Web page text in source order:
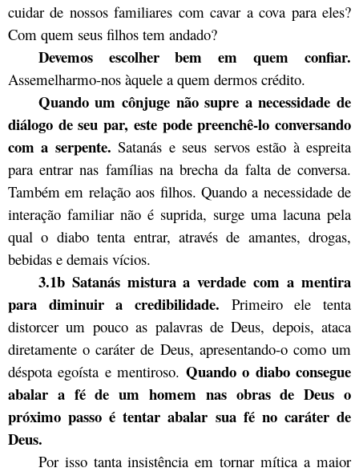
cuidar de nossos familiares com cavar a cova para eles?
Com quem seus filhos tem andado?
Devemos escolher bem em quem confiar.
Assemelharmo-nos àquele a quem dermos crédito.
Quando um cônjuge não supre a necessidade de
diálogo de seu par, este pode preenchê-lo conversando
com a serpente.Satanás e seus servos estão à espreita
para entrar nas famílias na brecha da falta de conversa.
Também em relação aos filhos. Quando a necessidade de
interação familiar não é suprida, surge uma lacuna pela
qual o diabo tenta entrar, através de amantes, drogas,
bebidas e demais vícios.
3.1b Satanás mistura a verdade com a mentira
para diminuir a credibilidade. Primeiro ele tenta
distorcer um pouco as palavras de Deus, depois, ataca
diretamente o caráter de Deus, apresentando-o como um
déspota egoísta e mentiroso. Quando o diabo consegue
abalar a fé de um homem nas obras de Deus o
próximo passo é tentar abalar sua fé no caráter de
Deus.
Por isso tanta insistência em tornar mítica a maior